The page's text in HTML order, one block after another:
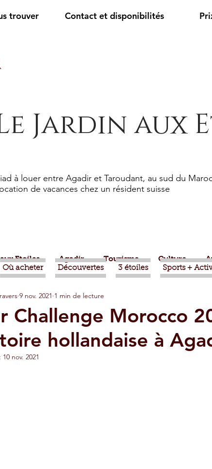
trouver Contact et disponibilités
Jardin aux
à louer entre Agadir et Taroudant, au sud du
de vacances chez un résident suisse
Où acheter Découvertes 3 étoiles Sports +
Etoiles Agadir Tourisme Culture
Politique Taroudant
Mohammed VI Economie Déconseillé
Challenge Morocco
hollandaise à
9 nov. 2021 1 min de lecture
10 nov. 2021